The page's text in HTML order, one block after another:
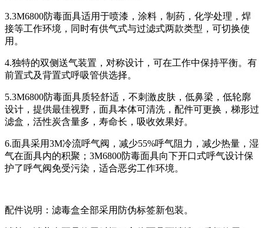
3.3M6800防毒面具适用于喷漆，涂料，制药，化学处理，焊
接等工作环境，同时有供气式与过滤式两款类型，可切换使
用。
4.独特的双侧送气装置，对称设计，可在工作中保持平衡。有
前置式及背置式呼吸管供选择。
5.3M6800防毒面具质轻舒适，不刺激皮肤，低鼻梁，低轮廓
设计，提供最佳视野，面具本体可清洗，配件可更换，梯形过
滤盒，活性炭含量多，寿命长，吸收效果好。
6.面具采用3M冷流呼气阀，减少55%呼气阻力，减少热量，湿
气在面具内的积聚；3M6800防毒面具向下开口式呼气设计保
护了呼气阀免受污染，适合恶劣工作环境。
配件说明：滤毒盒全部采用防伪标签新包装。